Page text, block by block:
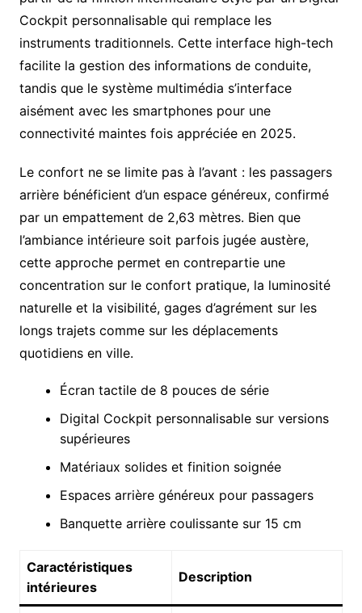
Cockpit personnalisable qui remplace les
instruments traditionnels. Cette interface high-tech
facilite la gestion des informations de conduite,
tandis que le système multimédia s’interface
aisément avec les smartphones pour une
connectivité maintes fois appréciée en 2025.
Le confort ne se limite pas à l’avant : les passagers
arrière bénéficient d’un espace généreux, confirmé
par un empattement de 2,63 mètres. Bien que
l’ambiance intérieure soit parfois jugée austère,
cette approche permet en contrepartie une
concentration sur le confort pratique, la luminosité
naturelle et la visibilité, gages d’agrément sur les
longs trajets comme sur les déplacements
quotidiens en ville.
Écran tactile de 8 pouces de série
Digital Cockpit personnalisable sur versions
supérieures
Matériaux solides et finition soignée
Espaces arrière généreux pour passagers
Banquette arrière coulissante sur 15 cm
Caractéristiques
intérieures
Description